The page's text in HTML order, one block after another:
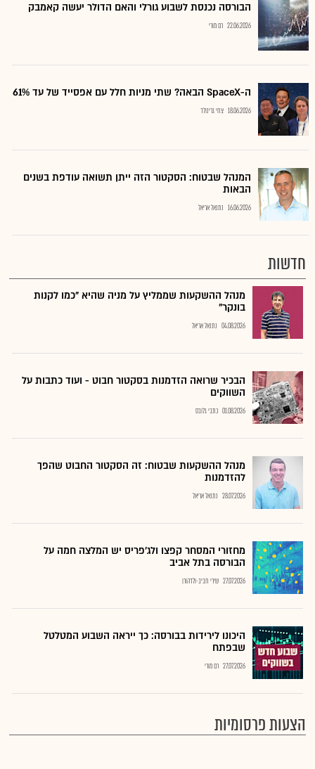
הבורסה נכנסת לשבוע גורלי והאם הדולר יעשה קאמבק
22.06.2026 רם מורי
ה-SpaceX הבאה? שתי מניות חלל עם אפסייד של עד 61%
18.06.2026 צחי גרינולד
המנהל שבטוח: הסקטור הזה ייתן תשואה עודפת בשנים
הבאות
16.06.2026 נתנאל אריאל
חדשות
מנהל ההשקעות שממליץ על מניה שהיא "כמו לקנות
בונקר"
04.08.2026 נתנאל אריאל
הבכיר שרואה הזדמנות בסקטור חבוט - ועוד כתבות על
השווקים
01.08.2026 כתבי גלובס
מנהל ההשקעות שבטוח: זה הסקטור החבוט שהפך
להזדמנות
28.07.2026 נתנאל אריאל
מחזורי המסחר קפצו ולג'פריס יש המלצה חמה על
הבורסה בתל אביב
27.07.2026 שירי חביב-ולדהורן
היכונו לירידות בבורסה: כך ייראה השבוע המטלטל
שבפתח
27.07.2026 רם מורי
הצעות פרסומיות